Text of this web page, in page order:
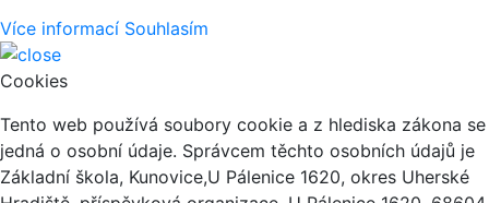
Více informací Souhlasím
Cookies
Tento web používá soubory cookie a z hlediska zákona se
jedná o osobní údaje. Správcem těchto osobních údajů je
Základní škola, Kunovice,U Pálenice 1620, okres Uherské